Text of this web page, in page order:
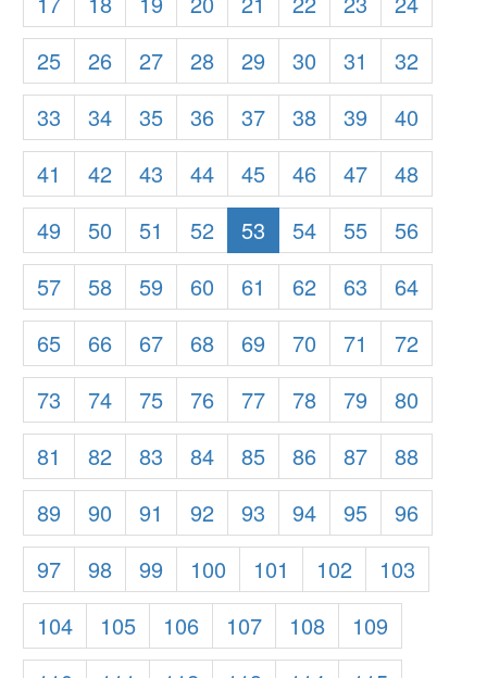
25
26 27 28 29 30 31
32
33
34 35 36 37 38 39
40
41
42 43 44 45 46 47
48
49
50 51 52 53 54 55
56
57
58 59 60 61 62 63
64
65
66 67 68 69 70 71
72
73
74 75 76 77 78 79
80
81
82 83 84 85 86 87
88
89
90 91 92 93 94 95
96
97
98 99 100 101 102
103
104
105 106 107 108
109